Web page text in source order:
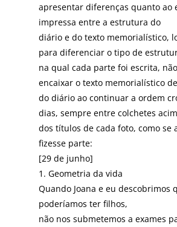
apresentar diferenças quanto ao
impressa entre a estrutura do
diário e do texto memorialístico,
para diferenciar o tipo de
na qual cada parte foi escrita,
encaixar o texto memorialístico
do diário ao continuar a ordem
dias, sempre entre colchetes
dos títulos de cada foto, como se
fizesse parte:
[29 de junho]
1. Geometria da vida
Quando Joana e eu descobrimos
poderíamos ter filhos,
não nos submetemos a exames